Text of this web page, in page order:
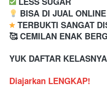
BISA DI JUAL ONLINE
TERBUKTI SANGAT
🥰 CEMILAN ENAK
YUK DAFTAR
Diajarkan LENGKAP!